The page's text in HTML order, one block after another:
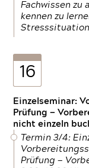
Fachwissen
kennen zu
16
Einzelseminar:
Prüfung —
nicht einzeln
Termin 3/4:
Prüfung —